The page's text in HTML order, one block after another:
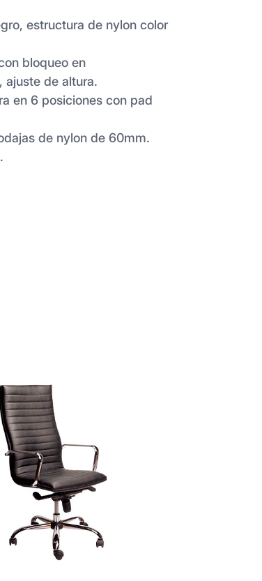
estructura de nylon color
bloqueo en
ajuste de altura.
en 6 posiciones con pad
de nylon de 60mm.